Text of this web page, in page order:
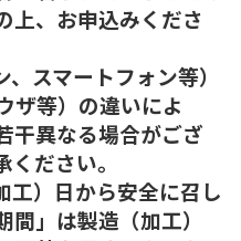
上、お申込みくださ
スマートフォン等）
ザ等）の違いによ
干異なる場合がござ
ださい。
工）日から安全に召し
」は製造（加工）